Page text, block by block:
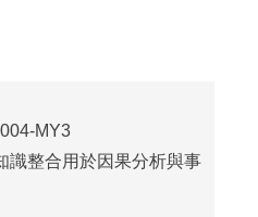
MY3
識整合用於因果分析與事